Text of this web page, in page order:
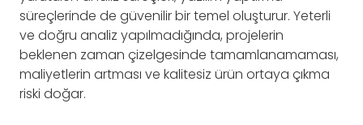
süreçlerinde de güvenilir bir temel oluşturur. Yeterli
ve doğru analiz yapılmadığında, projelerin
beklenen zaman çizelgesinde tamamlanamaması,
maliyetlerin artması ve kalitesiz ürün ortaya çıkma
riski doğar.